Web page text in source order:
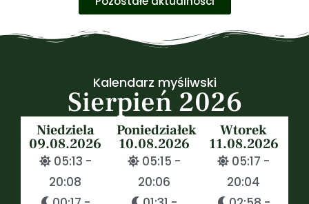
Kalendarz myśliwski
Sierpień 2026
Niedziela
09.08.2026
05:13 -
20:08
Poniedziałek
10.08.2026
05:15 -
20:06
Wtorek
11.08.2026
05:17 -
20:04